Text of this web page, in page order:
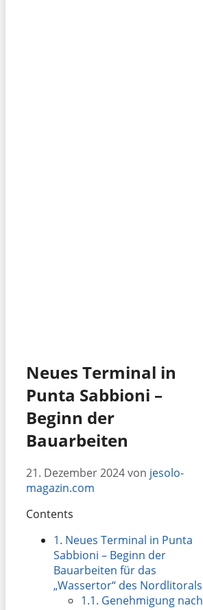
Neues Terminal in
Punta Sabbioni –
Beginn der
Bauarbeiten
21. Dezember 2024von jesolo-
magazin.com
Contents
1. Neues Terminal in Punta
Sabbioni – Beginn der
Bauarbeiten für das
„Wassertor“ des Nordlitorals
1.1. Genehmigung nach